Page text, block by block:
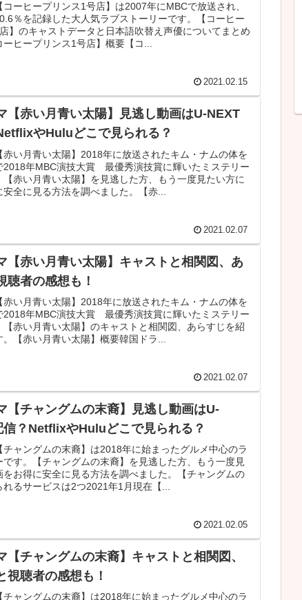
ーヒープリンス1号店】は2007年にMBCで放送され、
％を記録した大人気ラブストーリーです。【コーヒー
】のキャストデータと日本語吹替え声優についてまとめ
ーヒープリンス1号店】概要【コ...
2021.02.15
【赤い月青い太陽】見逃し動画はU-NEXT
やHuluどこで見られる？
赤い月青い太陽】2018年に放送されたキム・ナムの体を
2018年MBC演技大賞 最優秀演技賞に輝いたミステリー
【赤い月青い太陽】を見逃した方、もう一度見たい方に
全に見る方法を調べました。【赤...
2021.02.07
【赤い月青い太陽】キャストと相関図、あ
聴者の感想も！
赤い月青い太陽】2018年に放送されたキム・ナムの体を
2018年MBC演技大賞 最優秀演技賞に輝いたミステリー
【赤い月青い太陽】のキャストと相関図、あらすじを紹
【赤い月青い太陽】概要韓国ドラ...
2021.02.07
【チャングムの末裔】見逃し動画はU-
信？NetflixやHuluどこで見られる？
チャングムの末裔】は2018年に始まったグルメ中心のラ
です。【チャングムの末裔】を見逃した方、もう一度見
をお得に安全に見る方法を調べました。【チャングムの
るサービスは2つ2021年1月現在【...
2021.02.05
【チャングムの末裔】キャストと相関図、
視聴者の感想も！
チャングムの末裔】は2018年に始まったグルメ中心のラ